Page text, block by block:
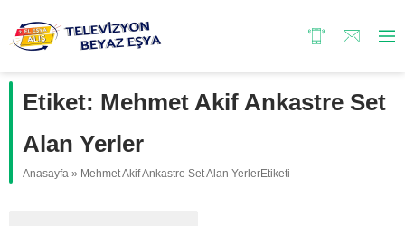
Etiket: Mehmet Akif Ankastre Set
Alan Yerler
Anasayfa » Mehmet Akif Ankastre Set Alan YerlerEtiketi